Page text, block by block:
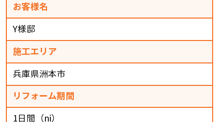
お客様名
Y様邸
施工エリア
兵庫県洲本市
リフォーム期間
1日間（ni）